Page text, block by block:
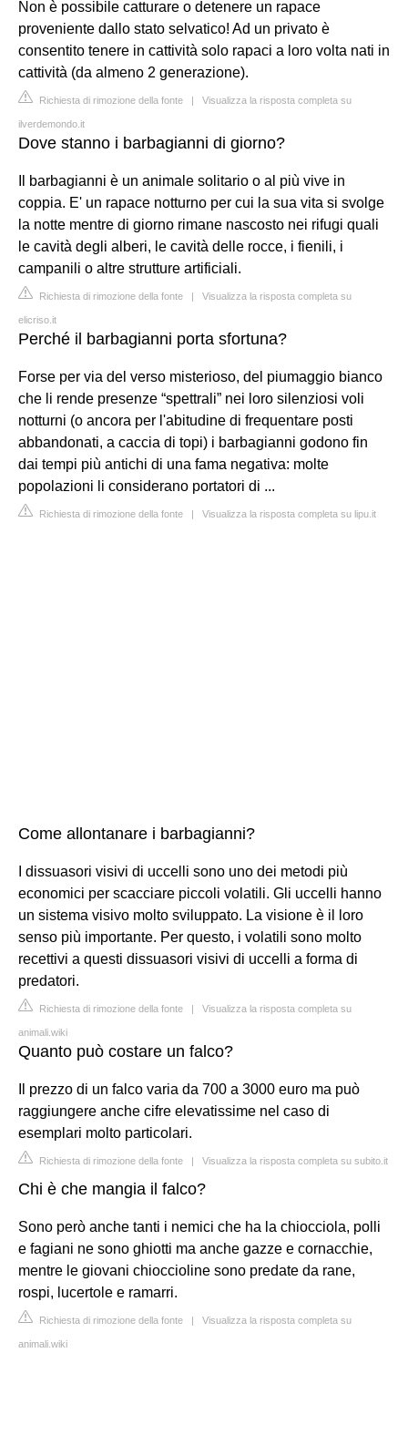
Non è possibile catturare o detenere un rapace
proveniente dallo stato selvatico! Ad un privato è
consentito tenere in cattività solo rapaci a loro volta nati in
cattività (da almeno 2 generazione).
Richiesta di rimozione della fonte | Visualizza la risposta completa su
ilverdemondo.it
Dove stanno i barbagianni di giorno?
Il barbagianni è un animale solitario o al più vive in
coppia. E' un rapace notturno per cui la sua vita si svolge
la notte mentre di giorno rimane nascosto nei rifugi quali
le cavità degli alberi, le cavità delle rocce, i fienili, i
campanili o altre strutture artificiali.
Richiesta di rimozione della fonte | Visualizza la risposta completa su
elicriso.it
Perché il barbagianni porta sfortuna?
Forse per via del verso misterioso, del piumaggio bianco
che li rende presenze “spettrali” nei loro silenziosi voli
notturni (o ancora per l'abitudine di frequentare posti
abbandonati, a caccia di topi) i barbagianni godono fin
dai tempi più antichi di una fama negativa: molte
popolazioni li considerano portatori di ...
Richiesta di rimozione della fonte | Visualizza la risposta completa su lipu.it
Come allontanare i barbagianni?
I dissuasori visivi di uccelli sono uno dei metodi più
economici per scacciare piccoli volatili. Gli uccelli hanno
un sistema visivo molto sviluppato. La visione è il loro
senso più importante. Per questo, i volatili sono molto
recettivi a questi dissuasori visivi di uccelli a forma di
predatori.
Richiesta di rimozione della fonte | Visualizza la risposta completa su
animali.wiki
Quanto può costare un falco?
Il prezzo di un falco varia da 700 a 3000 euro ma può
raggiungere anche cifre elevatissime nel caso di
esemplari molto particolari.
Richiesta di rimozione della fonte | Visualizza la risposta completa su subito.it
Chi è che mangia il falco?
Sono però anche tanti i nemici che ha la chiocciola, polli
e fagiani ne sono ghiotti ma anche gazze e cornacchie,
mentre le giovani chioccioline sono predate da rane,
rospi, lucertole e ramarri.
Richiesta di rimozione della fonte | Visualizza la risposta completa su
animali.wiki